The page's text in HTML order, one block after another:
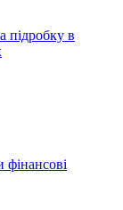
підробку в